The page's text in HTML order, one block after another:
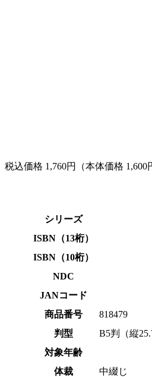
税込価格 1,760円（本体価格 1,600
シリーズ
ISBN（13桁）
ISBN（10桁）
NDC
JANコード
商品番号
818479
判型
B5判（縦
対象年齢
体裁
中綴じ